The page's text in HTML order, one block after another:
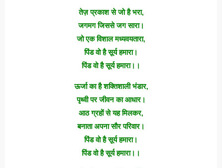
तेज़ प्रकाश से जो है भरा,
जगमग जिससे जग सारा।
जो एक विशाल मध्यवयतारा,
पिंड वो है सूर्य हमारा।
पिंड वो है सूर्य हमारा।।
ऊर्जा का है शक्तिशाली भंडार,
पृथ्वी पर जीवन का आधार।
आठ ग्रहों से यह मिलकर,
बनाता अपना सौर परिवार।
पिंड वो है सूर्य हमारा।
पिंड वो है सूर्य हमारा।।